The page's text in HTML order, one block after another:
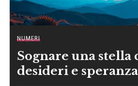
NUMERI
Sognare una stella
desideri e speranza